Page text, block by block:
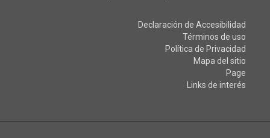
Declaración de Accesibilidad
Términos de uso
Política de Privacidad
Mapa del sitio
Page
Links de interés